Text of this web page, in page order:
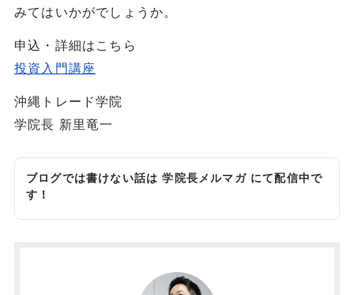
みてはいかがでしょうか。
申込・詳細はこちら
投資入門講座
沖縄トレード学院
学院長 新里竜一
ブログでは書けない話は学院長メルマガにて配信中で
す！